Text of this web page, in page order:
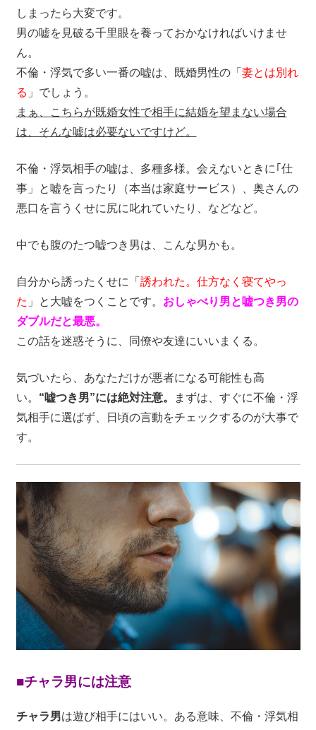
しまったら大変です。
男の嘘を見破る千里眼を養っておかなければいけませ
ん。
不倫・浮気で多い一番の嘘は、既婚男性の「 妻とは別れ
る 」でしょう。
まぁ、こちらが既婚女性で相手に結婚を望まない場合
は、そんな嘘は必要ないですけど。
不倫・浮気相手の嘘は、多種多様。会えないときに｢仕
事」と嘘を言ったり（本当は家庭サービス）、奥さんの
悪口を言うくせに尻に叱れていたり、などなど。
中でも腹のたつ嘘つき男は、こんな男かも。
自分から誘ったくせに「 誘われた。仕方なく寝てやっ
た 」と大嘘をつくことです。 おしゃべり男と嘘つき男の
ダブルだと最悪。
この話を迷惑そうに、同僚や友達にいいまくる。
気づいたら、あなただけが悪者になる可能性も高
い。 “嘘つき男”には絶対注意。
まずは、すぐに不倫・浮
気相手に選ばず、日頃の言動をチェックするのが大事で
す。
■チャラ男には注意
チャラ男は遊び相手にはいい。ある意味、不倫・浮気相